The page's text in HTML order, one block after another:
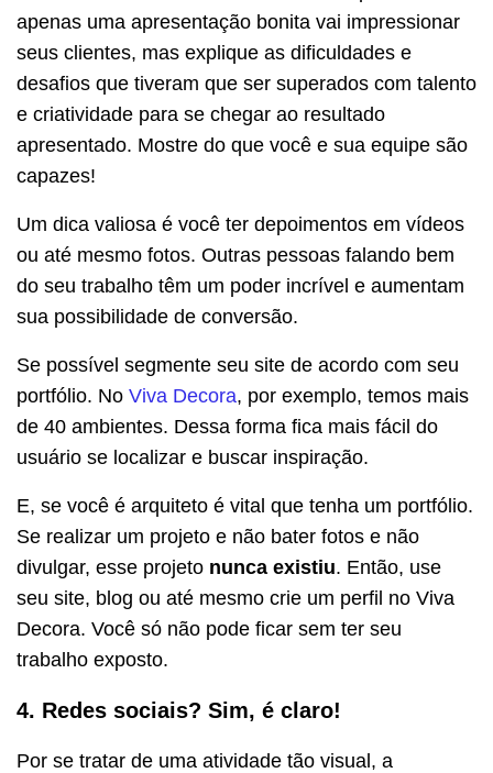
apenas uma apresentação bonita vai impressionar
seus clientes, mas explique as dificuldades e
desafios que tiveram que ser superados com talento
e criatividade para se chegar ao resultado
apresentado. Mostre do que você e sua equipe são
capazes!
Um dica valiosa é você ter depoimentos em vídeos
ou até mesmo fotos. Outras pessoas falando bem
do seu trabalho têm um poder incrível e aumentam
sua possibilidade de conversão.
Se possível segmente seu site de acordo com seu
portfólio. No Viva Decora, por exemplo, temos mais
de 40 ambientes. Dessa forma fica mais fácil do
usuário se localizar e buscar inspiração.
E, se você é arquiteto é vital que tenha um portfólio.
Se realizar um projeto e não bater fotos e não
divulgar, esse projeto nunca existiu. Então, use
seu site, blog ou até mesmo crie um perfil no Viva
Decora. Você só não pode ficar sem ter seu
trabalho exposto.
4. Redes sociais? Sim, é claro!
Por se tratar de uma atividade tão visual, a